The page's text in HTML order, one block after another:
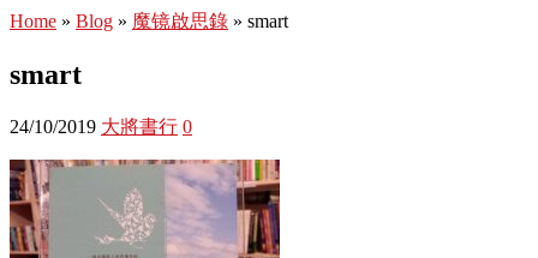
Home » Blog » 魔镜啟思錄 » smart
smart
24/10/2019 大將書行 0